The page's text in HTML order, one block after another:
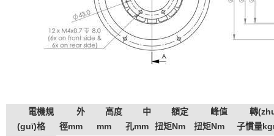
電機規
(guī)格
外
徑mm
高度
mm
中
孔mm
額定
扭矩Nm
峰值
扭矩Nm
轉
子慣量